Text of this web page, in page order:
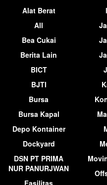
Alat Berat
All
Bea Cukai
Berita Lain
BICT
BJTI
Bursa
Bursa Kapal
Depo Kontainer
Dockyard
DSN PT PRIMA
NUR PANURJWAN